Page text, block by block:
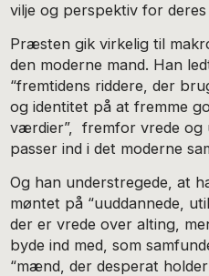
vilje og perspektiv for
Præsten gik virkelig til
den moderne mand. Han
“fremtidens riddere, der
og identitet på at fremme
værdier”, fremfor vrede og
passer ind i det moderne
Og han understregede, at
møntet på “uuddannede,
der er vrede over alting,
byde ind med, som
“mænd, der desperat